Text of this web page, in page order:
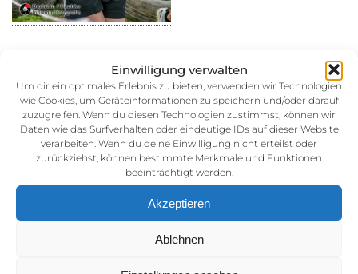
Einwilligung verwalten
Um dir ein optimales Erlebnis zu bieten, verwenden wir Technologien
wie Cookies, um Geräteinformationen zu speichern und/oder darauf
zuzugreifen. Wenn du diesen Technologien zustimmst, können wir
Daten wie das Surfverhalten oder eindeutige IDs auf dieser Website
verarbeiten. Wenn du deine Einwilligung nicht erteilst oder
zurückziehst, können bestimmte Merkmale und Funktionen
beeinträchtigt werden.
Akzeptieren
Ablehnen
30. August 2014
Kategorie: